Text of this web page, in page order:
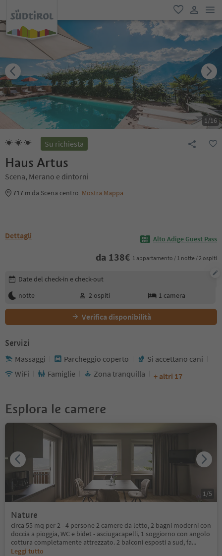
favoriti
user link
1/16
Su richiesta
Haus Artus
Scena, Merano e dintorni
717 m da Scena centro Mostra Mappa
Dettagli Alto Adige Guest Pass
da 138€ 1 appartamento / 1 notte / 2 ospiti
Modifica i dettagli della prenotazione
Date del check-in e check-out
notte
2 ospiti 1 camera
Verifica disponibilità
Servizi
Massaggi Parcheggio coperto
Si accettano cani
WiFi
Famiglie Zona tranquilla + altri 17
Esplora le camere
Nature
circa 55 mq per 2 - 4 persone 2 camere da letto, 2 bagni moderni con
doccia a pioggia, WC e bidet - asciugacapelli, 1 soggiorno con angolo
cottura completamente attrezzato. 2 balconi esposti a sud, fa...
Leggi tutto
1 /5